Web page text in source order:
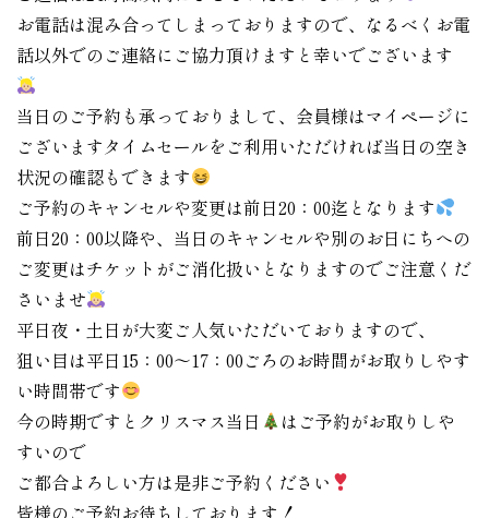
お電話は混み合ってしまっておりますので、なるべくお電
話以外でのご連絡にご協力頂けますと幸いでございます
当日のご予約も承っておりまして、会員様はマイページに
ございますタイムセールをご利用いただければ当日の空き
状況の確認もできます
ご予約のキャンセルや変更は前日20：00迄となります
前日20：00以降や、当日のキャンセルや別のお日にちへの
ご変更はチケットがご消化扱いとなりますのでご注意くだ
さいませ
平日夜・土日が大変ご人気いただいておりますので、
狙い目は平日15：00〜17：00ごろのお時間がお取りしやす
い時間帯です
今の時期ですとクリスマス当日
はご予約がお取りしや
すいので
ご都合よろしい方は是非ご予約ください
皆様のご予約お待ちしております！